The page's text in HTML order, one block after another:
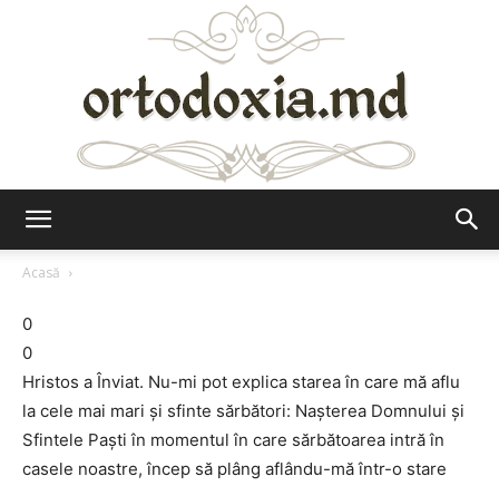
Acasă
0
0
Hristos a Înviat. Nu-mi pot explica starea în care mă aflu
la cele mai mari şi sfinte sărbători: Naşterea Domnului şi
Sfintele Paşti în momentul în care sărbătoarea intră în
casele noastre, încep să plâng aflându-mă într-o stare